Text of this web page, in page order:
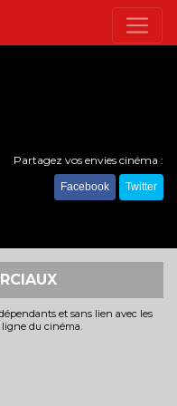
Partagez vos envies cinéma :
Facebook Twitter
et sans lien avec les
du cinéma.